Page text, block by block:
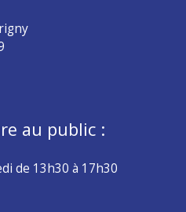
au public :
de 13h30 à 17h30